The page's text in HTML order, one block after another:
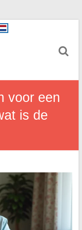
voor een
is de